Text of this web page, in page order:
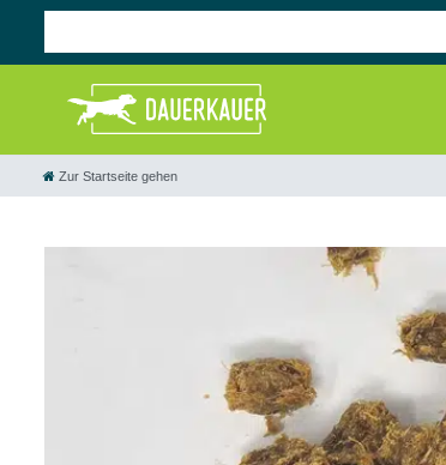
Zur Startseite gehen